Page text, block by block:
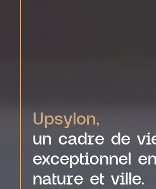
Upsylon,
un cadre de
exceptionnel
nature et ville.